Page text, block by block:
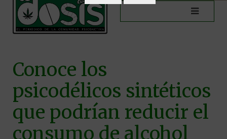
Conoce los
psicodélicos sintéticos
que podrían reducir el
consumo de alcohol